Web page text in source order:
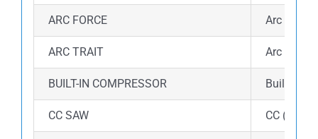
ARC FORCE Arc force
ARC TRAIT Arc Trait
BUILT-IN COMPRESSOR Built-in
CC SAW CC